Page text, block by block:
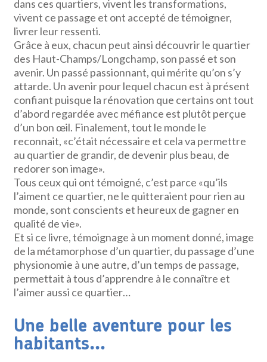
dans ces quartiers, vivent les transformations,
vivent ce passage et ont accepté de témoigner,
livrer leur ressenti.
Grâce à eux, chacun peut ainsi découvrir le quartier
des Haut-Champs/Longchamp, son passé et son
avenir. Un passé passionnant, qui mérite qu’on s’y
attarde. Un avenir pour lequel chacun est à présent
confiant puisque la rénovation que certains ont tout
d’abord regardée avec méfiance est plutôt perçue
d’un bon œil. Finalement, tout le monde le
reconnait, «c’était nécessaire et cela va permettre
au quartier de grandir, de devenir plus beau, de
redorer son image».
Tous ceux qui ont témoigné, c’est parce «qu’ils
l’aiment ce quartier, ne le quitteraient pour rien au
monde, sont conscients et heureux de gagner en
qualité de vie».
Et si ce livre, témoignage à un moment donné, image
de la métamorphose d’un quartier, du passage d’une
physionomie à une autre, d’un temps de passage,
permettait à tous d’apprendre à le connaître et
l’aimer aussi ce quartier…
Une belle aventure pour les
habitants…